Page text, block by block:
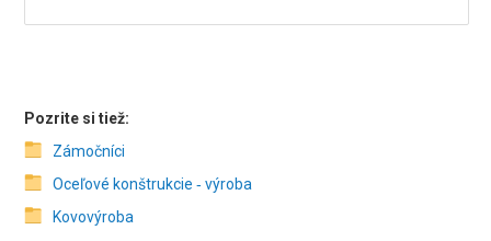
Pozrite si tiež:
Zámočníci
Oceľové konštrukcie ‑ výroba
Kovovýroba